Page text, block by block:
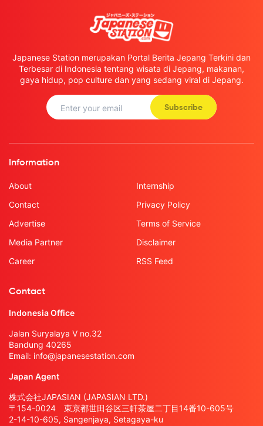
Japanese Station merupakan Portal Berita Jepang Terkini dan
Terbesar di Indonesia tentang wisata di Jepang, makanan,
gaya hidup, pop culture dan yang sedang viral di Jepang.
Subscribe
Information
About
Contact
Advertise
Media Partner
Career
Internship
Privacy Policy
Terms of Service
Disclaimer
RSS Feed
Contact
Indonesia Office
Jalan Suryalaya V no.32
Bandung 40265
Email: info@japanesestation.com
Japan Agent
株式会社JAPASIAN (JAPASIAN LTD.)
〒154-0024 東京都世田谷区三軒茶屋二丁目14番10-605号
2-14-10-605, Sangenjaya, Setagaya-ku